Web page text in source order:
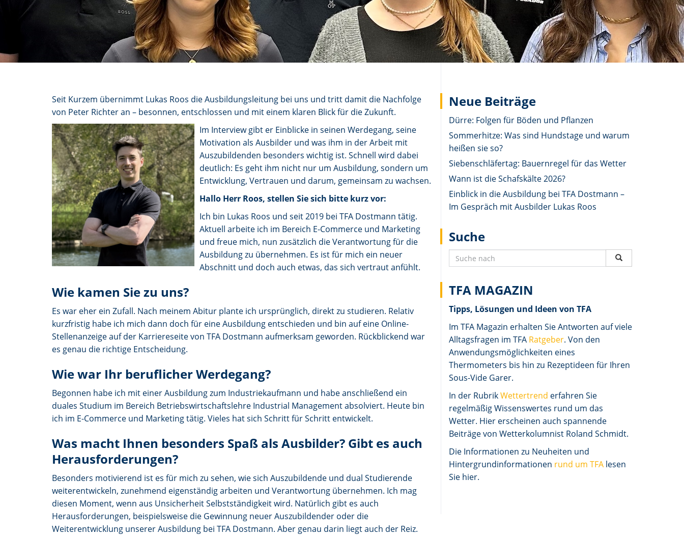
Seit Kurzem übernimmt Lukas Roos die Ausbildungsleitung bei uns und tritt damit die Nachfolge
von Peter Richter an – besonnen, entschlossen und mit einem klaren Blick für die Zukunft.
Im Interview gibt er Einblicke in seinen Werdegang, seine
Motivation als Ausbilder und was ihm in der Arbeit mit
Auszubildenden besonders wichtig ist. Schnell wird dabei
deutlich: Es geht ihm nicht nur um Ausbildung, sondern um
Entwicklung, Vertrauen und darum, gemeinsam zu wachsen.
Hallo Herr Roos, stellen Sie sich bitte kurz vor:
Ich bin Lukas Roos und seit 2019 bei TFA Dostmann tätig.
Aktuell arbeite ich im Bereich E-Commerce und Marketing
und freue mich, nun zusätzlich die Verantwortung für die
Ausbildung zu übernehmen. Es ist für mich ein neuer
Abschnitt und doch auch etwas, das sich vertraut anfühlt.
Wie kamen Sie zu uns?
Es war eher ein Zufall. Nach meinem Abitur plante ich ursprünglich, direkt zu studieren. Relativ
kurzfristig habe ich mich dann doch für eine Ausbildung entschieden und bin auf eine Online-
Stellenanzeige auf der Karriereseite von TFA Dostmann aufmerksam geworden. Rückblickend war
es genau die richtige Entscheidung.
Wie war Ihr beruflicher Werdegang?
Begonnen habe ich mit einer Ausbildung zum Industriekaufmann und habe anschließend ein
duales Studium im Bereich Betriebswirtschaftslehre Industrial Management absolviert. Heute bin
ich im E-Commerce und Marketing tätig. Vieles hat sich Schritt für Schritt entwickelt.
Was macht Ihnen besonders Spaß als Ausbilder? Gibt es auch
Herausforderungen?
Besonders motivierend ist es für mich zu sehen, wie sich Auszubildende und dual Studierende
weiterentwickeln, zunehmend eigenständig arbeiten und Verantwortung übernehmen. Ich mag
diesen Moment, wenn aus Unsicherheit Selbstständigkeit wird. Natürlich gibt es auch
Herausforderungen, beispielsweise die Gewinnung neuer Auszubildender oder die
Weiterentwicklung unserer Ausbildung bei TFA Dostmann. Aber genau darin liegt auch der Reiz.
Neue Beiträge
Dürre: Folgen für Böden und Pflanzen
Sommerhitze: Was sind Hundstage und warum
heißen sie so?
Siebenschläfertag: Bauernregel für das Wetter
Wann ist die Schafskälte 2026?
Einblick in die Ausbildung bei TFA Dostmann –
Im Gespräch mit Ausbilder Lukas Roos
Suche
TFA MAGAZIN
Tipps, Lösungen und Ideen von TFA
Im TFA Magazin erhalten Sie Antworten auf viele
Alltagsfragen im TFA Ratgeber. Von den
Anwendungsmöglichkeiten eines
Thermometers bis hin zu Rezeptideen für Ihren
Sous-Vide Garer.
In der RubrikWettertrend erfahren Sie
regelmäßig Wissenswertes rund um das
Wetter. Hier erscheinen auch spannende
Beiträge von Wetterkolumnist Roland Schmidt.
Die Informationen zu Neuheiten und
Hintergrundinformationen rund um TFA lesen
Sie hier.